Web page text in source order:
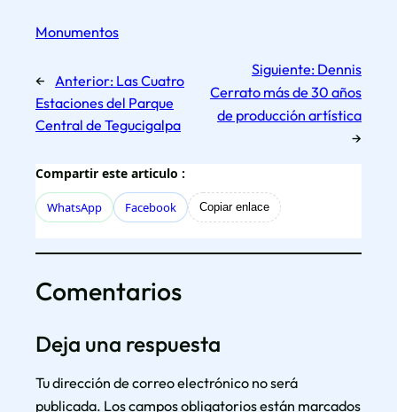
Monumentos
← Anterior: Las Cuatro
Estaciones del Parque
Central de Tegucigalpa
Siguiente: Dennis
Cerrato más de 30 años
de producción artística
→
Compartir este articulo :
WhatsApp Facebook Copiar enlace
Comentarios
Deja una respuesta
Tu dirección de correo electrónico no será
publicada. Los campos obligatorios están marcados